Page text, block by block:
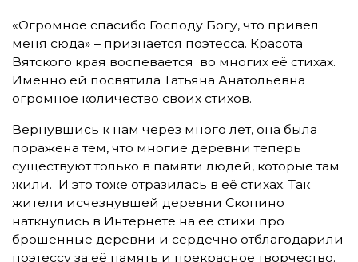
«Огромное спасибо Господу Богу, что привел
меня сюда» – признается поэтесса. Красота
Вятского края воспевается во многих её стихах.
Именно ей посвятила Татьяна Анатольевна
огромное количество своих стихов.
Вернувшись к нам через много лет, она была
поражена тем, что многие деревни теперь
существуют только в памяти людей, которые там
жили. И это тоже отразилась в её стихах. Так
жители исчезнувшей деревни Скопино
наткнулись в Интернете на её стихи про
брошенные деревни и сердечно отблагодарили
поэтессу за её память и прекрасное творчество.